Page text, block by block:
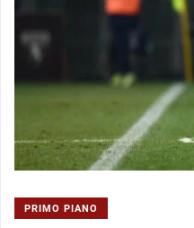
PRIMO PIANO